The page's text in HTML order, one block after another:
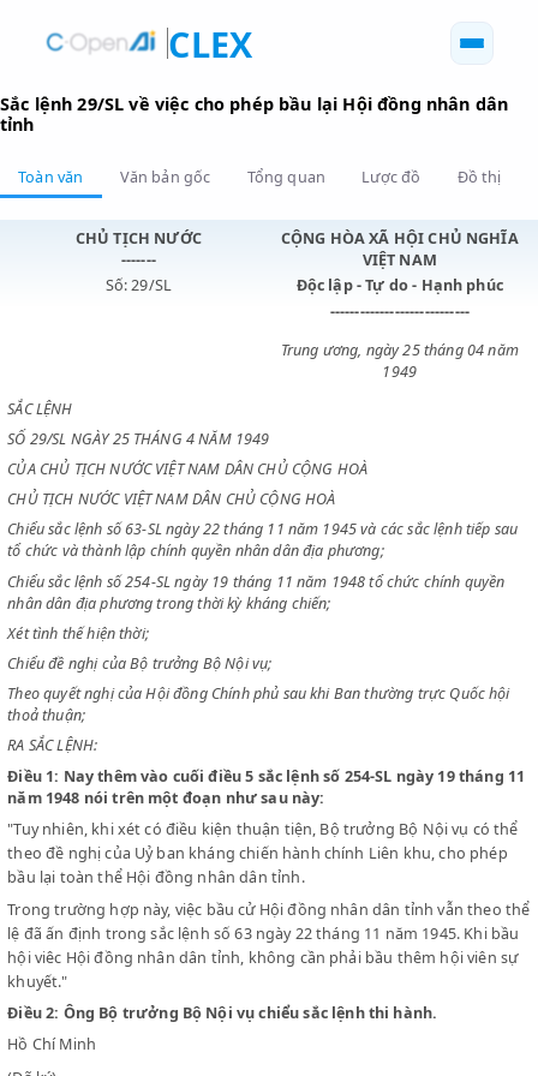
CLEX
Sắc lệnh 29/SL về việc cho phép bầu lại Hội đồng nhân
tỉnh
Toàn văn
CHỦ TỊCH NƯỚC
-------
CỘNG HÒA XÃ HỘI CHỦ
VIỆT NAM
Độc lập - Tự do - Hạnh
----------------------------
SẮC LỆNH
SỐ 29/SL NGÀY 25 THÁNG 4 NĂM 1949
CỦA CHỦ TỊCH NƯỚC VIỆT NAM DÂN CHỦ CỘNG HOÀ
CHỦ TỊCH NƯỚC VIỆT NAM DÂN CHỦ CỘNG HOÀ
Chiểu sắc lệnh số 63-SL ngày 22 tháng 11 năm 1945 và các sắc lệnh
tổ chức và thành lập chính quyền nhân dân địa phương;
Chiểu sắc lệnh số 254-SL ngày 19 tháng 11 năm 1948 tổ chức chính
nhân dân địa phương trong thời kỳ kháng chiến;
Xét tình thế hiện thời;
Chiểu đề nghị của Bộ trưởng Bộ Nội vụ;
Theo quyết nghị của Hội đồng Chính phủ sau khi Ban thường trực
thoả thuận;
RA SẮC LỆNH:
Điều 1: Nay thêm vào cuối điều 5 sắc lệnh số 254-SL ngày 19
năm 1948 nói trên một đoạn như sau này:
"Tuy nhiên, khi xét có điều kiện thuận tiện, Bộ trưởng Bộ Nội vụ
theo đề nghị của Uỷ ban kháng chiến hành chính Liên khu, cho
bầu lại toàn thể Hội đồng nhân dân tỉnh.
Trong trường hợp này, việc bầu cử Hội đồng nhân dân tỉnh vẫn
lệ đã ấn định trong sắc lệnh số 63 ngày 22 tháng 11 năm 1945.